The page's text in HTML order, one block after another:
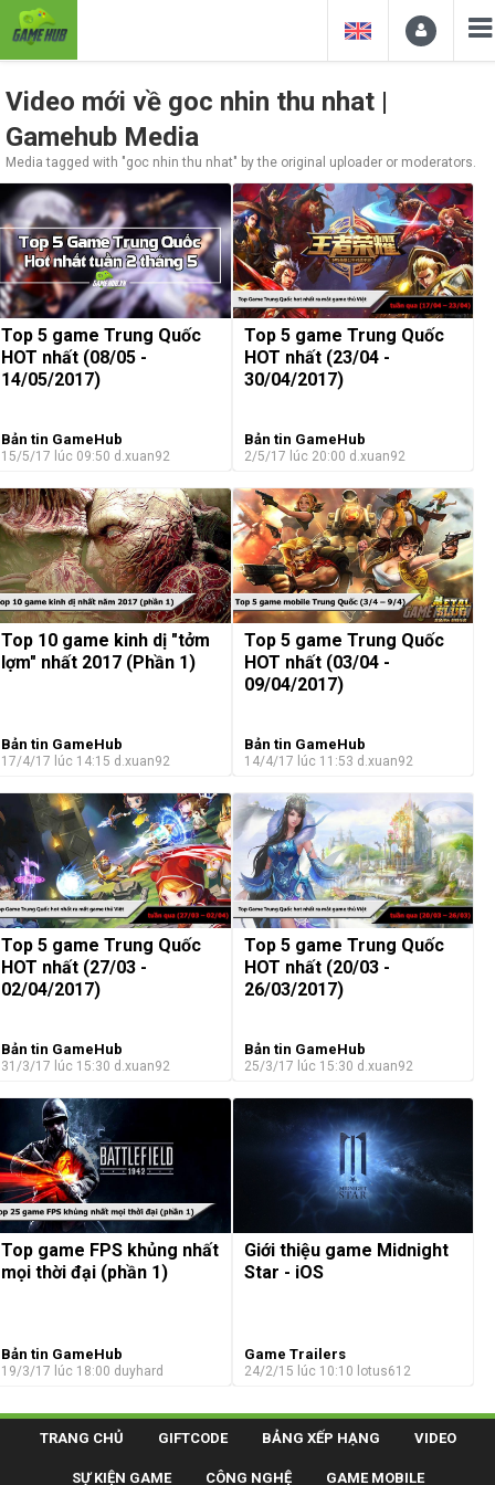
Video mới về goc nhin thu nhat |
Gamehub Media
Media tagged with "goc nhin thu nhat" by the original uploader or moderators.
Top 5 game Trung Quốc
HOT nhất (08/05 -
14/05/2017)
Bản tin GameHub
15/5/17 lúc 09:50 d.xuan92
Top 5 game Trung Quốc
HOT nhất (23/04 -
30/04/2017)
Bản tin GameHub
2/5/17 lúc 20:00 d.xuan92
Top 10 game kinh dị "tởm
lợm" nhất 2017 (Phần 1)
Bản tin GameHub
17/4/17 lúc 14:15 d.xuan92
Top 5 game Trung Quốc
HOT nhất (03/04 -
09/04/2017)
Bản tin GameHub
14/4/17 lúc 11:53 d.xuan92
Top 5 game Trung Quốc
HOT nhất (27/03 -
02/04/2017)
Bản tin GameHub
31/3/17 lúc 15:30 d.xuan92
Top 5 game Trung Quốc
HOT nhất (20/03 -
26/03/2017)
Bản tin GameHub
25/3/17 lúc 15:30 d.xuan92
Top game FPS khủng nhất
mọi thời đại (phần 1)
Bản tin GameHub
19/3/17 lúc 18:00 duyhard
Giới thiệu game Midnight
Star - iOS
Game Trailers
24/2/15 lúc 10:10 lotus612
TRANG CHỦ GIFTCODE BẢNG XẾP HẠNG VIDEO
SỰ KIỆN GAME CÔNG NGHỆ GAME MOBILE